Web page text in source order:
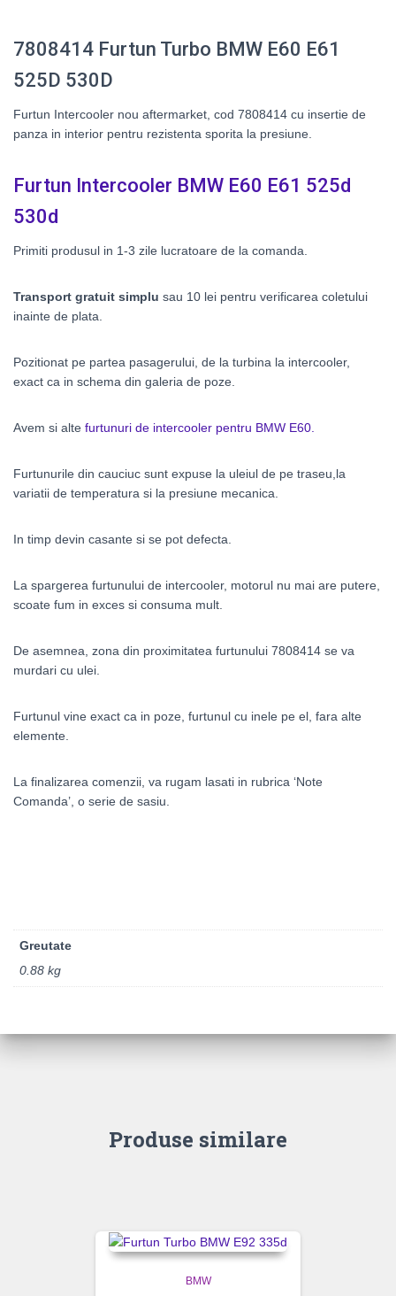
7808414 Furtun Turbo BMW E60 E61
525D 530D
Furtun Intercooler nou aftermarket, cod 7808414 cu insertie de
panza in interior pentru rezistenta sporita la presiune.
Furtun Intercooler BMW E60 E61 525d
530d
Primiti produsul in 1-3 zile lucratoare de la comanda.
Transport gratuit simplu sau 10 lei pentru verificarea coletului
inainte de plata.
Pozitionat pe partea pasagerului, de la turbina la intercooler,
exact ca in schema din galeria de poze.
Avem si alte furtunuri de intercooler pentru BMW E60.
Furtunurile din cauciuc sunt expuse la uleiul de pe traseu,la
variatii de temperatura si la presiune mecanica.
In timp devin casante si se pot defecta.
La spargerea furtunului de intercooler, motorul nu mai are putere,
scoate fum in exces si consuma mult.
De asemnea, zona din proximitatea furtunului 7808414 se va
murdari cu ulei.
Furtunul vine exact ca in poze, furtunul cu inele pe el, fara alte
elemente.
La finalizarea comenzii, va rugam lasati in rubrica ‘Note
Comanda’, o serie de sasiu.
Greutate
0.88 kg
Produse similare
BMW